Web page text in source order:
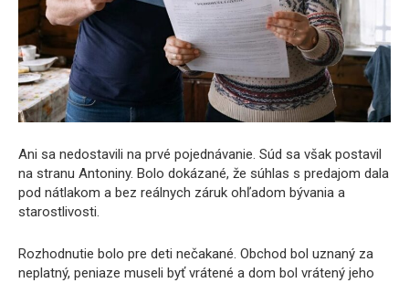
Ani sa nedostavili na prvé pojednávanie. Súd sa však postavil
na stranu Antoniny. Bolo dokázané, že súhlas s predajom dala
pod nátlakom a bez reálnych záruk ohľadom bývania a
starostlivosti.
Rozhodnutie bolo pre deti nečakané. Obchod bol uznaný za
neplatný, peniaze museli byť vrátené a dom bol vrátený jeho